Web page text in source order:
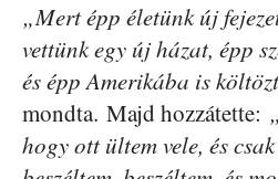
„Mert épp életünk új
vettünk egy új házat, épp
és épp Amerikába is
mondta. Majd hozzátette:
hogy ott ültem vele, és